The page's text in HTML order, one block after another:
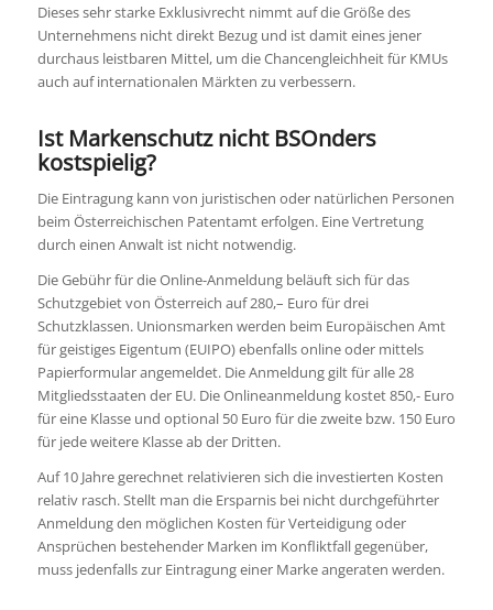
Dieses sehr starke Exklusivrecht nimmt auf die Größe des
Unternehmens nicht direkt Bezug und ist damit eines jener
durchaus leistbaren Mittel, um die Chancengleichheit für KMUs
auch auf internationalen Märkten zu verbessern.
Ist Markenschutz nicht BSOnders
kostspielig?
Die Eintragung kann von juristischen oder natürlichen Personen
beim Österreichischen Patentamt erfolgen. Eine Vertretung
durch einen Anwalt ist nicht notwendig.
Die Gebühr für die Online-Anmeldung beläuft sich für das
Schutzgebiet von Österreich auf 280,– Euro für drei
Schutzklassen. Unionsmarken werden beim Europäischen Amt
für geistiges Eigentum (EUIPO) ebenfalls online oder mittels
Papierformular angemeldet. Die Anmeldung gilt für alle 28
Mitgliedsstaaten der EU. Die Onlineanmeldung kostet 850,- Euro
für eine Klasse und optional 50 Euro für die zweite bzw. 150 Euro
für jede weitere Klasse ab der Dritten.
Auf 10 Jahre gerechnet relativieren sich die investierten Kosten
relativ rasch. Stellt man die Ersparnis bei nicht durchgeführter
Anmeldung den möglichen Kosten für Verteidigung oder
Ansprüchen bestehender Marken im Konfliktfall gegenüber,
muss jedenfalls zur Eintragung einer Marke angeraten werden.